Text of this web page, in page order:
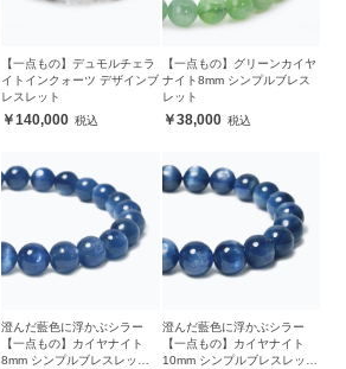
【一点もの】デュモルチェラ
イトインクォーツ デザインブ
レスレット
140,000
【一点もの】グリーンカイヤ
ナイト8mm シンプルブレス
レット
38,000
澄んだ藍色に浮かぶシラー
【一点もの】カイヤナイト
8mm シンプルブレスレット
澄んだ藍色に浮かぶシラー
【一点もの】カイヤナイト
10mm シンプルブレスレット